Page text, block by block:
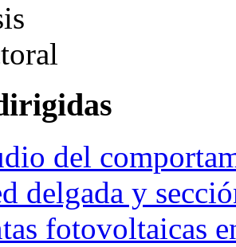
del
delgada y
fotovoltaicas